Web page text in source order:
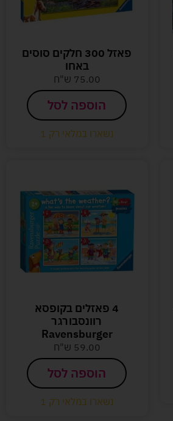
פאזל 300 חלקים סוסים
באחו
75.00 ש"ח
הוספה לסל
נשארו במלאי רק 1
4 פאזלים בקופסא
רוונסבורגר
Ravensburger
59.00 ש"ח
הוספה לסל
נשארו במלאי רק 1